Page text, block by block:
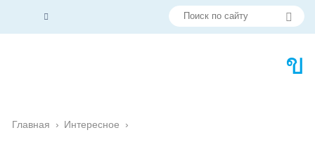
Главная › Интересное ›